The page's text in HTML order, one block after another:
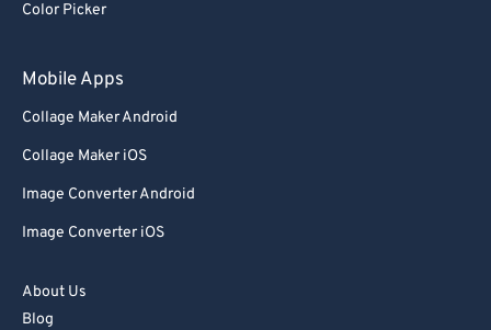
Color Picker
Mobile Apps
Collage Maker Android
Collage Maker iOS
Image Converter Android
Image Converter iOS
About Us
Blog